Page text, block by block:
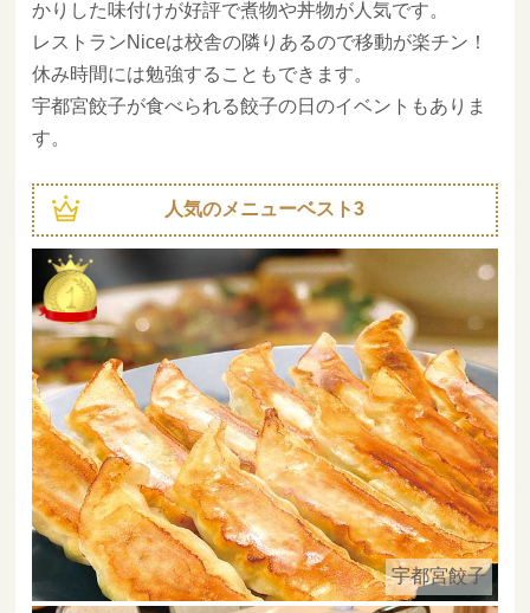
かりした味付けが好評で煮物や丼物が人気です。
レストランNiceは校舎の隣りあるので移動が楽チン！
休み時間には勉強することもできます。
宇都宮餃子が食べられる餃子の日のイベントもありま
す。
人気のメニューベスト3
宇都宮餃子